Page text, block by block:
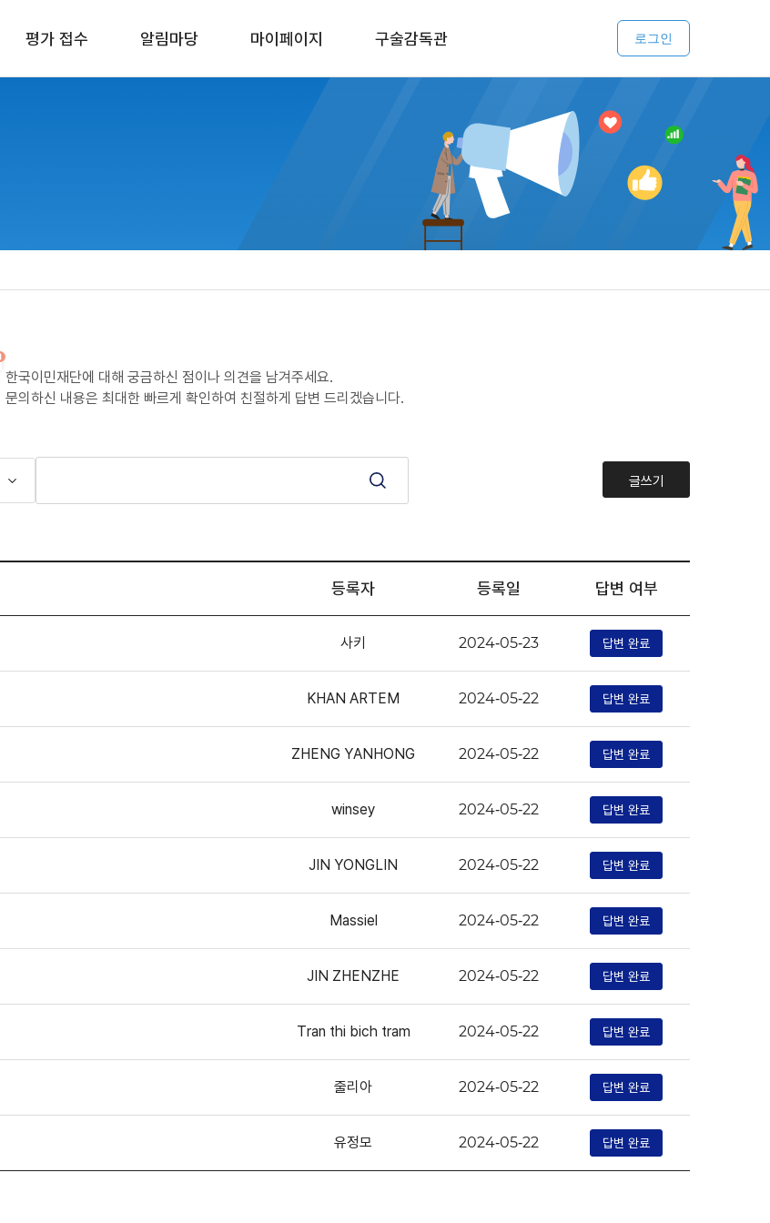
평가 접수 알림마당 마이페이지 구술감독관 로그인
한국이민재단에 대해 궁금하신 점이나 의견을 남겨주세요.
문의하신 내용은 최대한 빠르게 확인하여 친절하게 답변 드리겠습니다.
글쓰기
등록자 등록일 답변 여부
사키 2024-05-23 답변 완료
KHAN ARTEM 2024-05-22 답변 완료
ZHENG YANHONG 2024-05-22 답변 완료
winsey 2024-05-22 답변 완료
JIN YONGLIN 2024-05-22 답변 완료
Massiel 2024-05-22 답변 완료
JIN ZHENZHE 2024-05-22 답변 완료
Tran thi bich tram 2024-05-22 답변 완료
줄리아 2024-05-22 답변 완료
유정모 2024-05-22 답변 완료